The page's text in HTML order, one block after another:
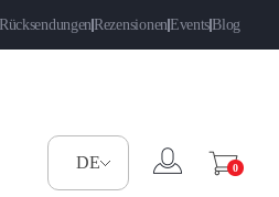
RezensionenEventsBlog
0